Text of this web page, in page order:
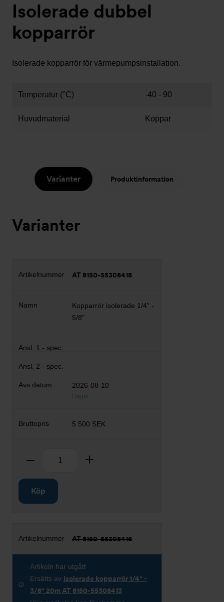
Isolerade dubbel
kopparrör
Isolerade kopparrör för värmepumpsinstallation.
Temperatur (°C) -40 - 90
Huvudmaterial Koppar
Varianter Produktinformation
Varianter
AT 8150-55308418
Kopparrör isolerade 1/4" -
5/8"
2026-08-10
I lager
5 500 SEK
Ta bort
Köp
AT 8150-55308416
Artikeln har utgått
Ersätts av Isolerade kopparrör 1/4" -
3/8" 20m AT 8150-55308413